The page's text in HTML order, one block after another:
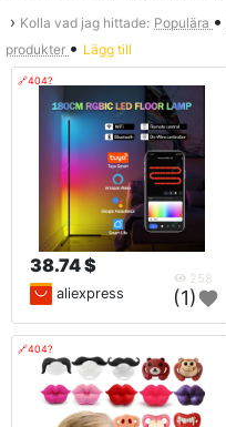
› Kolla vad jag hittade: Populära •
produkter • Lägg till
🔗404?
38.74 $
258
aliexpress (1)
🔗404?